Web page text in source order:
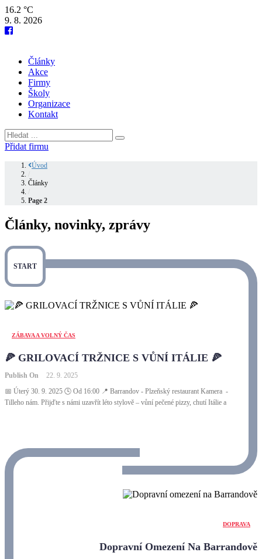
16.2 °C
9. 8. 2026
Články
Akce
Firmy
Školy
Organizace
Kontakt
Přidat firmu
Úvod
Články
Page 2
Články, novinky, zprávy
START
ZÁBAVA A VOLNÝ ČAS
🍕 GRILOVACÍ TRŽNICE S VŮNÍ ITÁLIE 🍕
Publish On
22. 9. 2025
📅 Úterý 30. 9. 2025 🕓 Od 16:00 📍 Barrandov - Plzeňský restaurant Kamera -
Tilleho nám. Přijďte s námi uzavřít léto stylově – vůní pečené pizzy, chutí Itálie a
DOPRAVA
Dopravní Omezení Na Barrandově